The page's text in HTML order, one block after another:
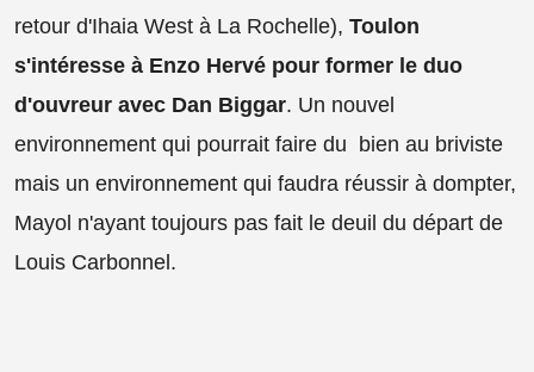
retour d'Ihaia West à La Rochelle), Toulon
s'intéresse à Enzo Hervé pour former le duo
d'ouvreur avec Dan Biggar. Un nouvel
environnement qui pourrait faire du bien au briviste
mais un environnement qui faudra réussir à dompter,
Mayol n'ayant toujours pas fait le deuil du départ de
Louis Carbonnel.